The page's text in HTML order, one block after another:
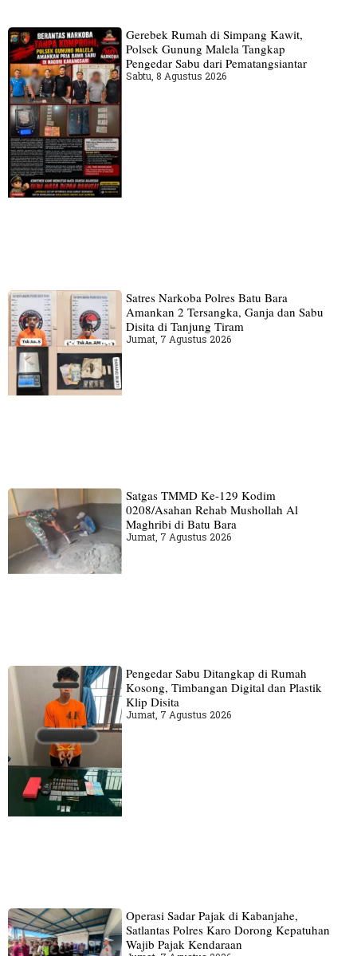
Gerebek Rumah di Simpang Kawit,
Polsek Gunung Malela Tangkap
Pengedar Sabu dari Pematangsiantar
Sabtu, 8 Agustus 2026
Satres Narkoba Polres Batu Bara
Amankan 2 Tersangka, Ganja dan Sabu
Disita di Tanjung Tiram
Jumat, 7 Agustus 2026
Satgas TMMD Ke-129 Kodim
0208/Asahan Rehab Mushollah Al
Maghribi di Batu Bara
Jumat, 7 Agustus 2026
Pengedar Sabu Ditangkap di Rumah
Kosong, Timbangan Digital dan Plastik
Klip Disita
Jumat, 7 Agustus 2026
Operasi Sadar Pajak di Kabanjahe,
Satlantas Polres Karo Dorong Kepatuhan
Wajib Pajak Kendaraan